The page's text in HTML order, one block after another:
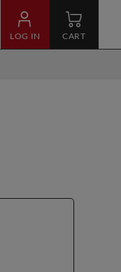
LOG IN CART